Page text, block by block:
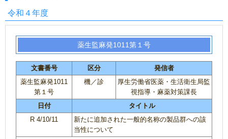
令和４年度
薬生監麻発1011第１号
文書番号 区分
発信者
薬生監麻発1011
第１号
機／診
厚生労働省医薬・生活衛生局監
視指導・麻薬対策課長
日付
タイトル
R 4/10/11
新たに追加された一般的名称の製品群への該
当性について